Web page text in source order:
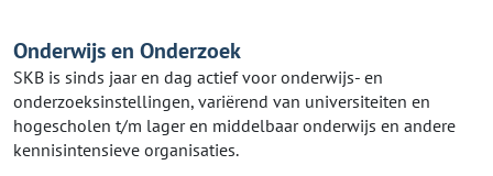
Onderwijs en Onderzoek
SKB is sinds jaar en dag actief voor onderwijs- en
onderzoeksinstellingen, variërend van universiteiten en
hogescholen t/m lager en middelbaar onderwijs en andere
kennisintensieve organisaties.